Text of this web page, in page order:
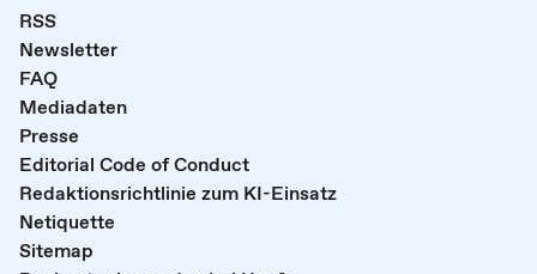
RSS
Newsletter
FAQ
Mediadaten
Presse
Editorial Code of Conduct
Redaktionsrichtlinie zum KI-Einsatz
Netiquette
Sitemap